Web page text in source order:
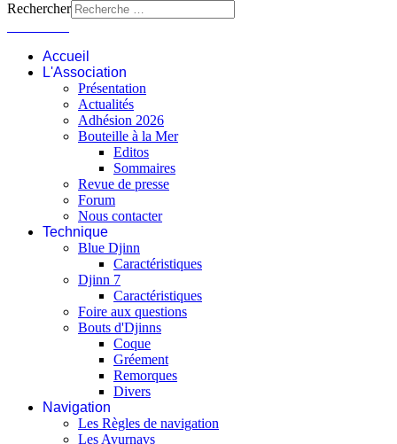
Rechercher
Accueil
L'Association
Présentation
Actualités
Adhésion 2026
Bouteille à la Mer
Editos
Sommaires
Revue de presse
Forum
Nous contacter
Technique
Blue Djinn
Caractéristiques
Djinn 7
Caractéristiques
Foire aux questions
Bouts d'Djinns
Coque
Gréement
Remorques
Divers
Navigation
Les Règles de navigation
Les Avurnavs